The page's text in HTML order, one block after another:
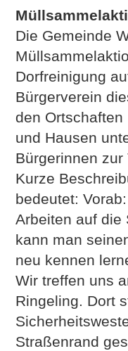
Die Gemeinde
Dorfreinigung
Bürgerverein
den
und Hausen
Bürgerinnen
Kurze
bedeutet:
Arbeiten auf die
kann man
neu kennen
Wir treffen uns
Ringeling. Dort
Straßenrand